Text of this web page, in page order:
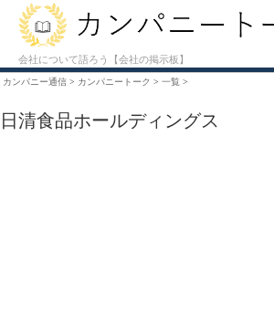
会社について語ろう【会社の掲示板】
カンパニー通信 > カンパニートーク > 一覧 >
日清食品ホールディングス